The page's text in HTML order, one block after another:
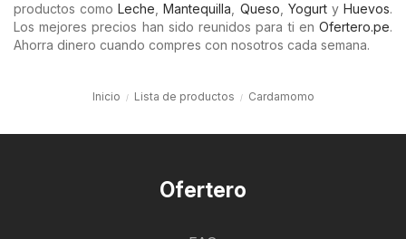
productos comoLeche ,Mantequilla Queso YogurtyHuevos.
Los mejores precios han sido reunidos para ti en Ofertero.pe.
Ahorra dinero cuando compres con nosotros cada semana.
Inicio Lista de productos Cardamomo
Ofertero